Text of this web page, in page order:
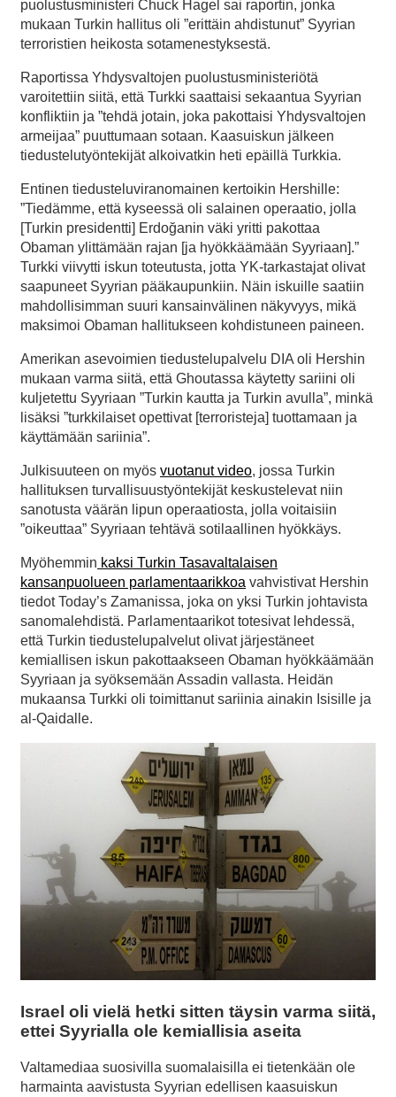
puolustusministeri Chuck Hagel sai raportin, jonka
mukaan Turkin hallitus oli ”erittäin ahdistunut” Syyrian
terroristien heikosta sotamenestyksestä.
Raportissa Yhdysvaltojen puolustusministeriötä
varoitettiin siitä, että Turkki saattaisi sekaantua Syyrian
konfliktiin ja ”tehdä jotain, joka pakottaisi Yhdysvaltojen
armeijaa” puuttumaan sotaan. Kaasuiskun jälkeen
tiedustelutyöntekijät alkoivatkin heti epäillä Turkkia.
Entinen tiedusteluviranomainen kertoikin Hershille:
”Tiedämme, että kyseessä oli salainen operaatio, jolla
[Turkin presidentti] Erdoğanin väki yritti pakottaa
Obaman ylittämään rajan [ja hyökkäämään Syyriaan].”
Turkki viivytti iskun toteutusta, jotta YK-tarkastajat olivat
saapuneet Syyrian pääkaupunkiin. Näin iskuille saatiin
mahdollisimman suuri kansainvälinen näkyvyys, mikä
maksimoi Obaman hallitukseen kohdistuneen paineen.
Amerikan asevoimien tiedustelupalvelu DIA oli Hershin
mukaan varma siitä, että Ghoutassa käytetty sariini oli
kuljetettu Syyriaan ”Turkin kautta ja Turkin avulla”, minkä
lisäksi ”turkkilaiset opettivat [terroristeja] tuottamaan ja
käyttämään sariinia”.
Julkisuuteen on myös vuotanut video, jossa Turkin
hallituksen turvallisuustyöntekijät keskustelevat niin
sanotusta väärän lipun operaatiosta, jolla voitaisiin
”oikeuttaa” Syyriaan tehtävä sotilaallinen hyökkäys.
Myöhemmin kaksi Turkin Tasavaltalaisen
kansanpuolueen parlamentaarikkoa vahvistivat Hershin
tiedot Today’s Zamanissa, joka on yksi Turkin johtavista
sanomalehdistä. Parlamentaarikot totesivat lehdessä,
että Turkin tiedustelupalvelut olivat järjestäneet
kemiallisen iskun pakottaakseen Obaman hyökkäämään
Syyriaan ja syöksemään Assadin vallasta. Heidän
mukaansa Turkki oli toimittanut sariinia ainakin Isisille ja
al-Qaidalle.
Israel oli vielä hetki sitten täysin varma siitä,
ettei Syyrialla ole kemiallisia aseita
Valtamediaa suosivilla suomalaisilla ei tietenkään ole
harmainta aavistusta Syyrian edellisen kaasuiskun